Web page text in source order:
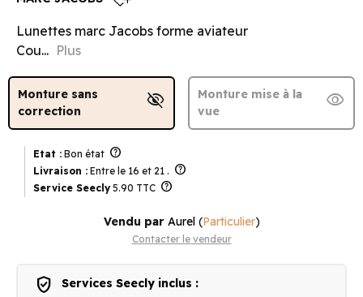
Lunettes marc Jacobs forme aviateur
Cou... Plus
Monture sans
correction
visibility_off
Monture mise à la
vue
visibility
Etat : Bon état help
Livraison : Entre le 16 et 21 . help
Service Seecly 5.90 TTC help
Vendu par Aurel(Particulier)
Contacter le vendeur
verified_user Services Seecly inclus :